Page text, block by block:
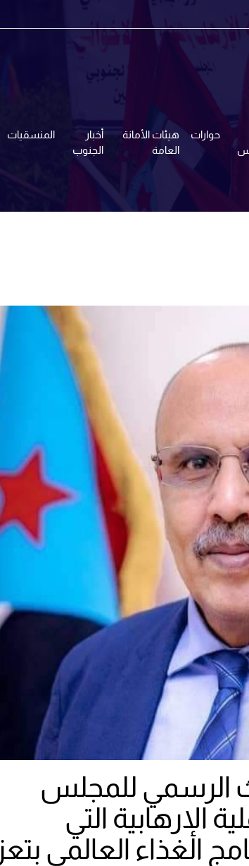
حوارات
هيئات الأمانة
العامة
أخبار
الجنوب
المنسقيات
الرسمي للمجلس
الإرهابية التي
العالمي بتعز